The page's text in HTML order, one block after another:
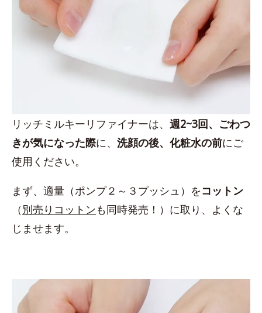
リッチミルキーリファイナーは、 週2~3回、ごわつ
きが気になった際に、 洗顔の後、化粧水の前にご
使用ください。
まず、適量（ポンプ２～３プッシュ）をコットン
（ 別売りコットンも同時発売！）に取り、よくな
じませます。